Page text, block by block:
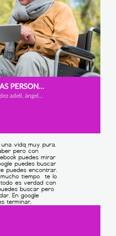
LA TECNOLOGÍA PARA LAS PERSONAS MAYORES
Secundaria, jose antonio fernandez adell, ángel gonzález rojas y alexander castillo